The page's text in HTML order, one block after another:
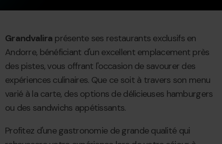
Grandvalira présente ses restaurants exclusifs en
Andorre, bénéficiant d'un excellent emplacement près
des pistes, vous offrant l'occasion de savourer des
expériences culinaires. Que ce soit à travers son menu
varié à la carte, des options de délicieuses hamburgers
ou des sandwichs appétissants.
Profitez d'une gastronomie de grande qualité qui